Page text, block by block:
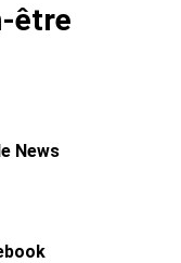
être
News